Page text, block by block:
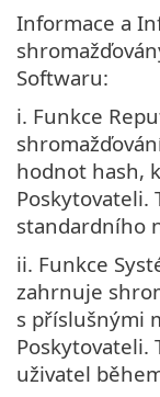
Informace a
Softwaru:
i. Funkce
hodnot hash,
Poskytovateli.
standardního
ii. Funkce
zahrnuje
s příslušnými
Poskytovateli.
uživatel